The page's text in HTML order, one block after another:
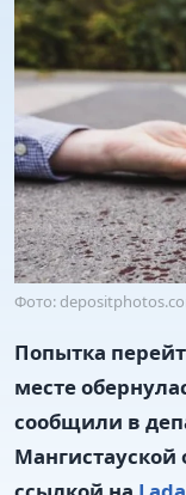
Фото:
Попытка
месте
сообщили в
Мангистауской